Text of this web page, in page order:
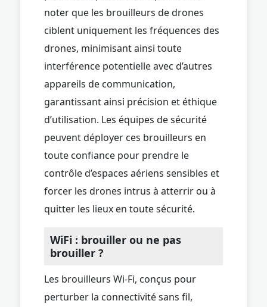
noter que les brouilleurs de drones
ciblent uniquement les fréquences des
drones, minimisant ainsi toute
interférence potentielle avec d’autres
appareils de communication,
garantissant ainsi précision et éthique
d’utilisation. Les équipes de sécurité
peuvent déployer ces brouilleurs en
toute confiance pour prendre le
contrôle d’espaces aériens sensibles et
forcer les drones intrus à atterrir ou à
quitter les lieux en toute sécurité.
WiFi : brouiller ou ne pas
brouiller ?
Les brouilleurs Wi-Fi, conçus pour
perturber la connectivité sans fil,